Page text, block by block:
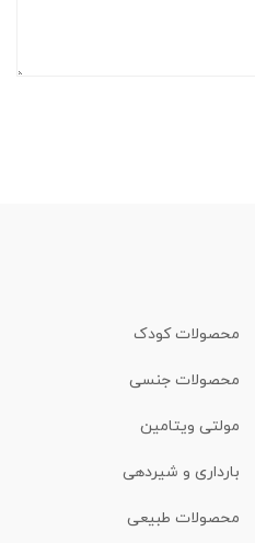
محصولات کودک
محصولات جنسی
مولتی ویتامین
بارداری و شیردهی
محصولات طبیعی